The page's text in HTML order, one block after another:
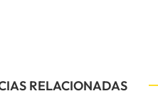
RELACIONADAS